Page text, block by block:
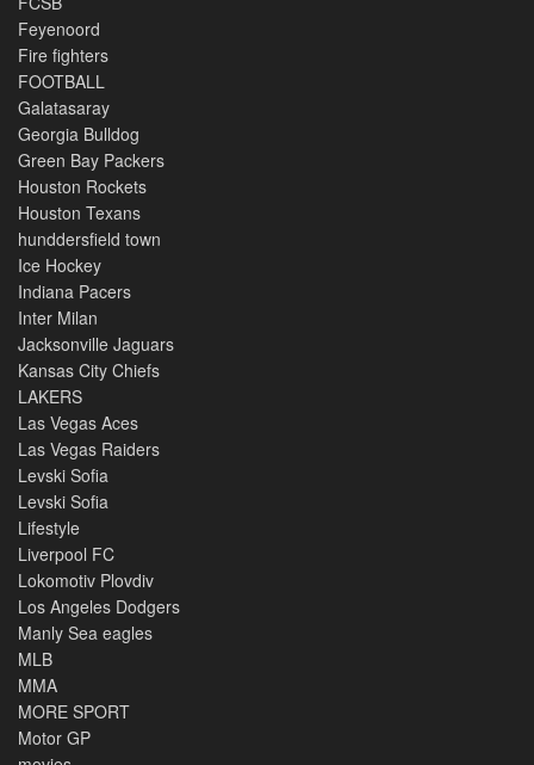
Feyenoord
Fire fighters
FOOTBALL
Galatasaray
Georgia Bulldog
Green Bay Packers
Houston Rockets
Houston Texans
hunddersfield town
Ice Hockey
Indiana Pacers
Inter Milan
Jacksonville Jaguars
Kansas City Chiefs
LAKERS
Las Vegas Aces
Las Vegas Raiders
Levski Sofia
Levski Sofia
Lifestyle
Liverpool FC
Lokomotiv Plovdiv
Los Angeles Dodgers
Manly Sea eagles
MLB
MMA
MORE SPORT
Motor GP